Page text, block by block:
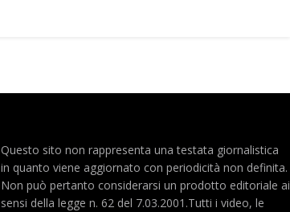
Questo sito non rappresenta una testata giornalistica
in quanto viene aggiornato con periodicità non definita.
Non può pertanto considerarsi un prodotto editoriale ai
sensi della legge n. 62 del 7.03.2001.Tutti i video, le